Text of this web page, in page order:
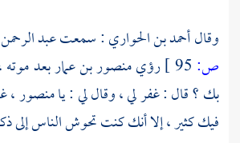
وقالأحمد بن الحواري: سمعتعبد
ص:
رؤيمنصور بن عماربعد
بك ؟ قال : غفر لي ، وقال لي : يامنصور،
فيك كثير ، إلا أنك كنت تحوش الناس إلى